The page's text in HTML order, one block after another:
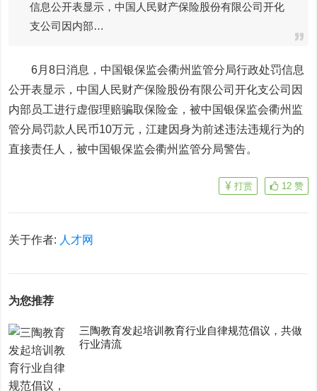
信息公开表显示，中国人民财产保险股份有限公司开化
支公司因内部…
6月8日消息，中国银保监会衢州监管分局行政处罚信息
公开表显示，中国人民财产保险股份有限公司开化支公司因
内部员工进行虚假理赔骗取保险金，被中国银保监会衢州 监
管分局罚款人民币10万元，江建因身为前述违法违规行为的
直接责任人，被中国银保监会衢州 监管分局警告。
12 赞
打赏
关于作者: 人才网
为您推荐
三陶教育发起培训教育行业自律规范倡议，共做
行业清流